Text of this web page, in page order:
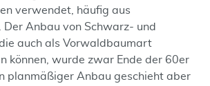
verwendet, häufig aus
Anbau von Schwarz- und
auch als Vorwaldbaumart
können, wurde zwar Ende der 60er
planmäßiger Anbau geschieht aber